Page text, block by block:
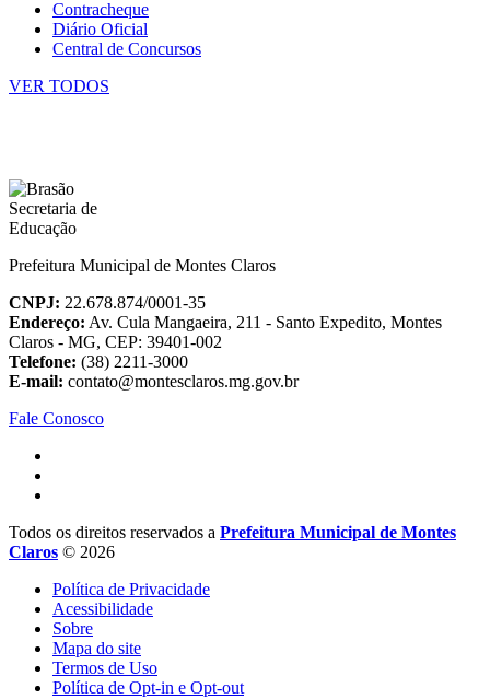
Contracheque
Diário Oficial
Central de Concursos
VER TODOS
Prefeitura Municipal de Montes Claros
CNPJ: 22.678.874/0001-35
Endereço: Av. Cula Mangaeira, 211 - Santo Expedito, Montes
Claros - MG, CEP: 39401-002
Telefone: (38) 2211-3000
E-mail: contato@montesclaros.mg.gov.br
Fale Conosco
Todos os direitos reservados a Prefeitura Municipal de Montes
Claros © 2026
Política de Privacidade
Acessibilidade
Sobre
Mapa do site
Termos de Uso
Política de Opt-in e Opt-out